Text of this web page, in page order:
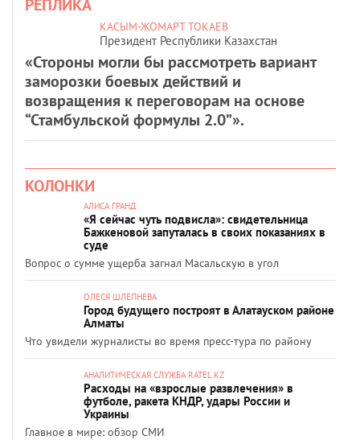
РЕПЛИКА
КАСЫМ-ЖОМАРТ ТОКАЕВ
Президент Республики Казахстан
«Стороны могли бы рассмотреть вариант
заморозки боевых действий и
возвращения к переговорам на основе
“Стамбульской формулы 2.0”».
КОЛОНКИ
АЛИСА ГРАНД
«Я сейчас чуть подвисла»: свидетельница
Бажкеновой запуталась в своих показаниях в
суде
Вопрос о сумме ущерба загнал Масальскую в угол
ОЛЕСЯ ШЛЕПНЕВА
Город будущего построят в Алатауском районе
Алматы
Что увидели журналисты во время пресс-тура по району
АНАЛИТИЧЕСКАЯ СЛУЖБА RATEL.KZ
Расходы на «взрослые развлечения» в
футболе, ракета КНДР, удары России и
Украины
Главное в мире: обзор СМИ